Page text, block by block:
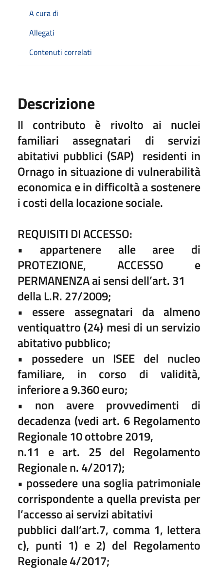
A cura di
Allegati
Contenuti correlati
Descrizione
Il contributo è rivolto ai nuclei
familiari assegnatari di servizi
abitativi pubblici (SAP) residenti in
Ornago in situazione di vulnerabilità
economica e in difficoltà a sostenere
i costi della locazione sociale.
REQUISITI DI ACCESSO:
• appartenere alle aree di
PROTEZIONE, ACCESSO e
PERMANENZA ai sensi dell’art. 31
della L.R. 27/2009;
• essere assegnatari da almeno
ventiquattro (24) mesi di un servizio
abitativo pubblico;
• possedere un ISEE del nucleo
familiare, in corso di validità,
inferiore a 9.360 euro;
• non avere provvedimenti di
decadenza (vedi art. 6 Regolamento
Regionale 10 ottobre 2019,
n.11 e art. 25 del Regolamento
Regionale n. 4/2017);
• possedere una soglia patrimoniale
corrispondente a quella prevista per
l’accesso ai servizi abitativi
pubblici dall’art.7, comma 1, lettera
c), punti 1) e 2) del Regolamento
Regionale 4/2017;